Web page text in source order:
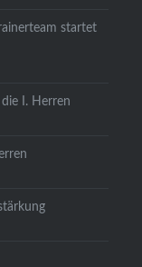
startet
I. Herren